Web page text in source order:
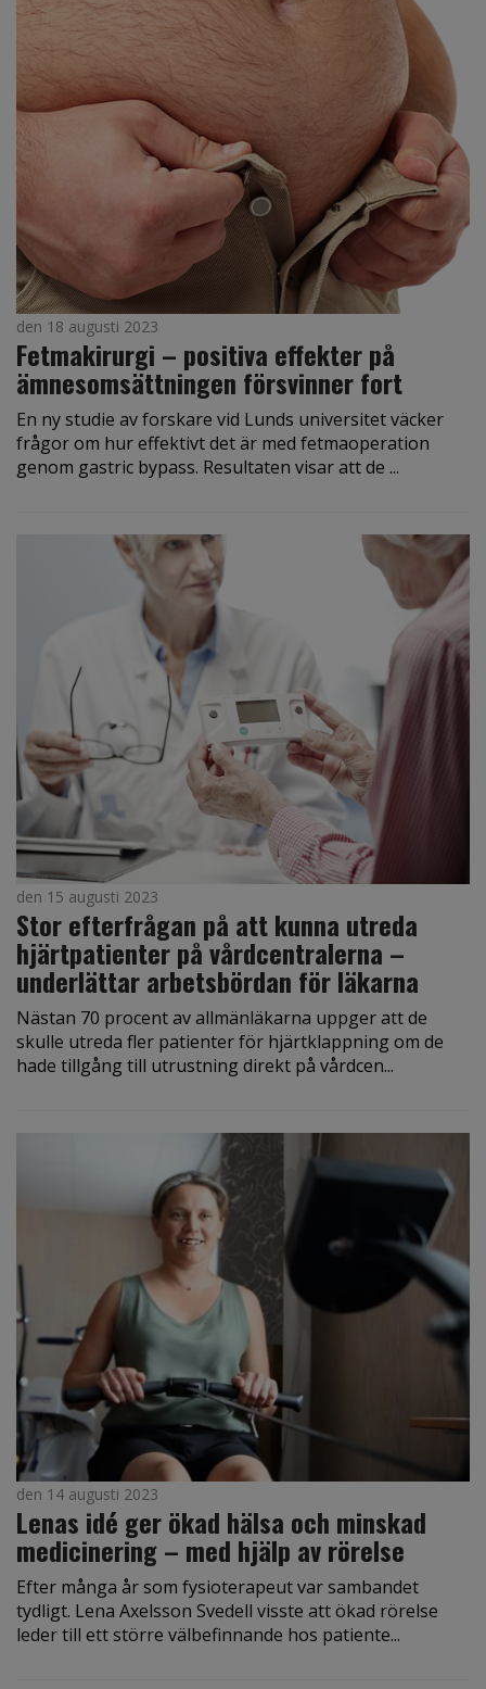
den 18 augusti 2023
Fetmakirurgi – positiva effekter på
ämnesomsättningen försvinner fort
En ny studie av forskare vid Lunds universitet väcker
frågor om hur effektivt det är med fetmaoperation
genom gastric bypass. Resultaten visar att de ...
den 15 augusti 2023
Stor efterfrågan på att kunna utreda
hjärtpatienter på vårdcentralerna –
underlättar arbetsbördan för läkarna
Nästan 70 procent av allmänläkarna uppger att de
skulle utreda fler patienter för hjärtklappning om de
hade tillgång till utrustning direkt på vårdcen...
den 14 augusti 2023
Lenas idé ger ökad hälsa och minskad
medicinering – med hjälp av rörelse
Efter många år som fysioterapeut var sambandet
tydligt. Lena Axelsson Svedell visste att ökad rörelse
leder till ett större välbefinnande hos patiente...